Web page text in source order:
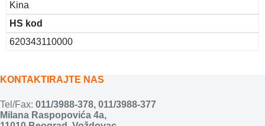
Kina
HS kod
620343110000
KONTAKTIRAJTE NAS
Tel/Fax: 011/3988-378, 011/3988-377
Milana Raspopovića 4a,